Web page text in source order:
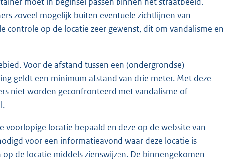
zoveel mogelijk buiten eventuele zichtlijnen van
controle op de locatie zeer gewenst, dit om vandalisme en
Voor de afstand tussen een (ondergrondse)
geldt een minimum afstand van drie meter. Met deze
niet worden geconfronteerd met vandalisme of
locatie bepaald en deze op de website van
voor een informatieavond waar deze locatie is
de locatie middels zienswijzen. De binnengekomen